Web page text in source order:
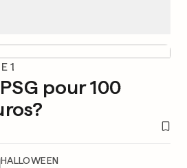
1
pour 100
HALLOWEEN